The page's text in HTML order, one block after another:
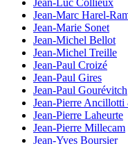
Jean-Luc Collieux
Jean-Marc Harel-
Jean-Marie Sonet
Jean-Michel Bellot
Jean-Michel Treille
Jean-Paul Croizé
Jean-Paul Gires
Jean-Paul Gourévitch
Jean-Pierre
Jean-Pierre Laheurte
Jean-Pierre Millecam
Jean-Yves Boursier